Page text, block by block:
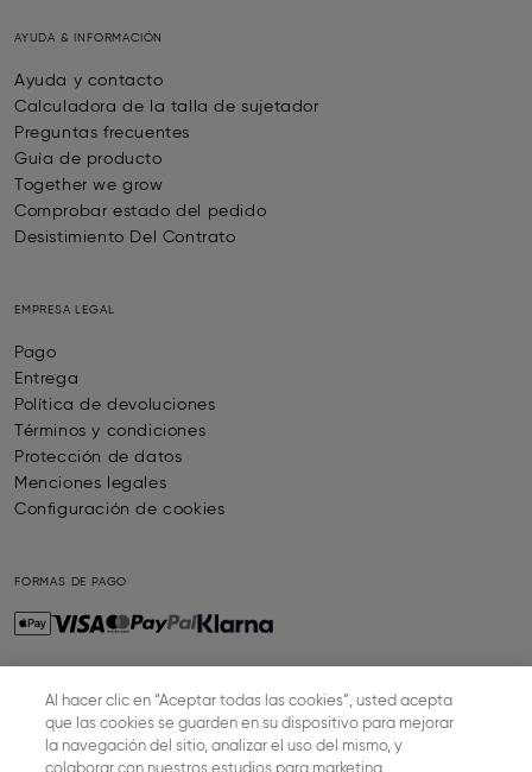
AYUDA & INFORMACIÓN
Ayuda y contacto
Calculadora de la talla de sujetador
Preguntas frecuentes
Guía de producto
Together we grow
Comprobar estado del pedido
Desistimiento Del Contrato
EMPRESA LEGAL
Pago
Entrega
Política de devoluciones
Términos y condiciones
Protección de datos
Menciones legales
Configuración de cookies
FORMAS DE PAGO
ENVIO Y ENTREGA
Al hacer clic en “Aceptar todas las cookies”, usted acepta
que las cookies se guarden en su dispositivo para mejorar
la navegación del sitio, analizar el uso del mismo, y